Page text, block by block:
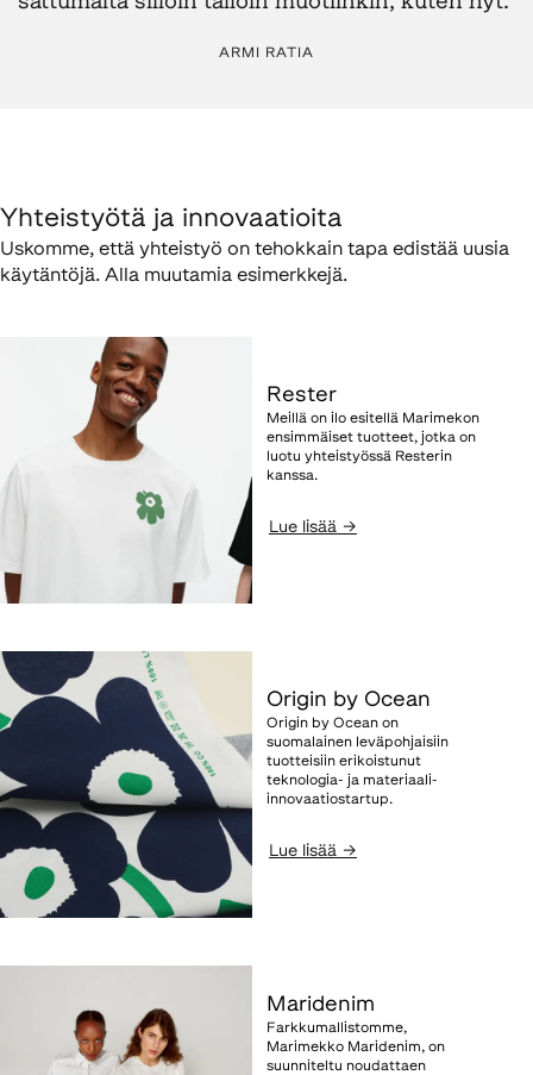
ARMI RATIA
Yhteistyötä ja innovaatioita
Uskomme, että yhteistyö on tehokkain tapa edistää uusia
käytäntöjä. Alla muutamia esimerkkejä.
Rester
Meillä on ilo esitellä Marimekon
ensimmäiset tuotteet, jotka on
luotu yhteistyössä Resterin
kanssa.
Lue lisää →
Origin by Ocean
Origin by Ocean on
suomalainen leväpohjaisiin
tuotteisiin erikoistunut
teknologia- ja materiaali-
innovaatiostartup.
Lue lisää →
Maridenim
Farkkumallistomme,
Marimekko Maridenim, on
suunniteltu noudattaen